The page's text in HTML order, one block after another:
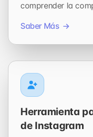
comprender la
Saber Más
Herramienta
de Instagram